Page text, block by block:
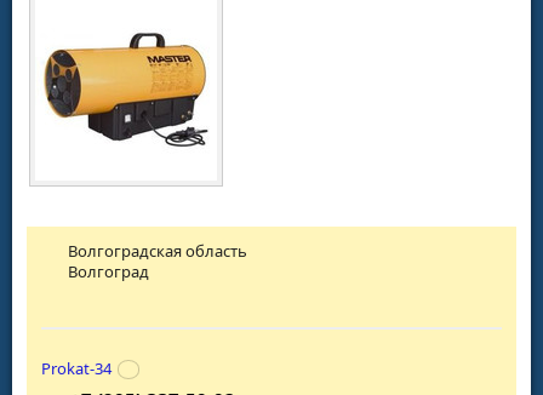
Волгоградская область
Волгоград
Prokat-34